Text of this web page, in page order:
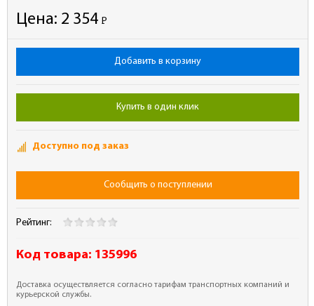
Цена: 2 354 Р
-
Добавить в корзину
Купить в один клик
Доступно под заказ
Сообщить о поступлении
Рейтинг:
Код товара: 135996
Доставка осуществляется согласно тарифам транспортных компаний и
курьерской службы.